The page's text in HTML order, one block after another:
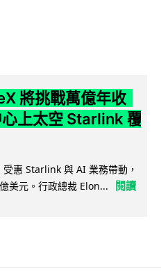
將挑戰萬億年收
上太空 Starlink 覆
惠 Starlink 與 AI 業務帶動，
美元。行政總裁 Elon...
閱讀